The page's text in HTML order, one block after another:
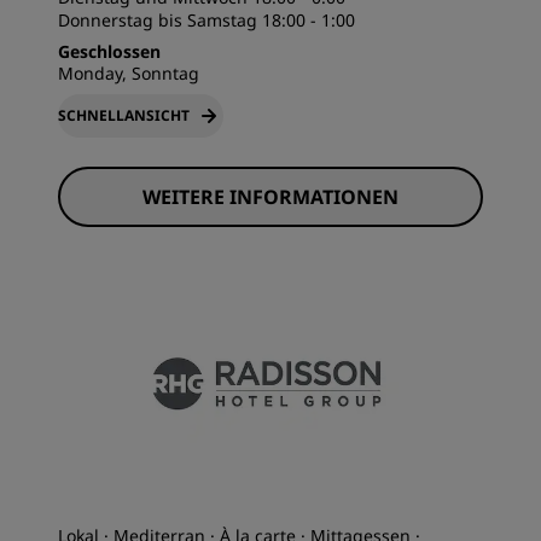
Donnerstag bis Samstag 18:00 - 1:00
Geschlossen
Monday, Sonntag
SCHNELLANSICHT
WEITERE INFORMATIONEN
Lokal · Mediterran · À la carte · Mittagessen ·